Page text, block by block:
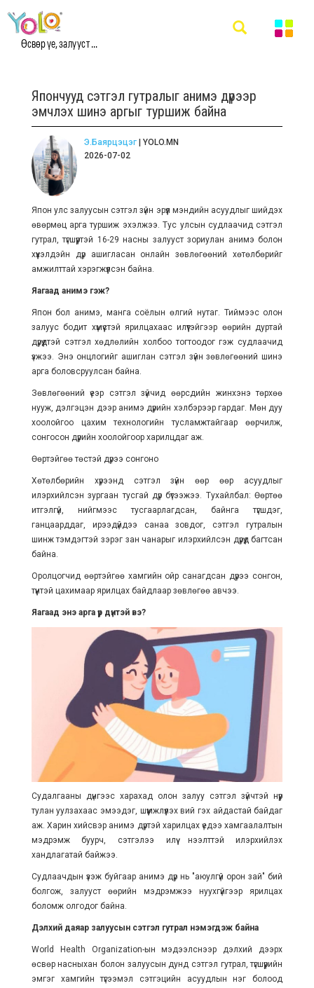
Өсвөр үе, залууст ...
Япончууд сэтгэл гутралыг анимэ дүрээр
эмчлэх шинэ аргыг туршиж байна
Э.Баярцэцэг| YOLO.MN
2026-07-02
Япон улс залуусын сэтгэл зүйн эрүүл мэндийн асуудлыг шийдэх
өвөрмөц арга туршиж эхэлжээ. Тус улсын судлаачид сэтгэл
гутрал, түгшүүртэй 16-29 насны залууст зориулан анимэ болон
хүүхэлдэйн дүр ашигласан онлайн зөвлөгөөний хөтөлбөрийг
амжилттай хэрэгжүүлсэн байна.
Яагаад анимэ гэж?
Япон бол анимэ, манга соёлын өлгий нутаг. Тиймээс олон
залуус бодит хүмүүстэй ярилцахаас илүүтэйгээр өөрийн дуртай
дүрүүдтэй сэтгэл хөдлөлийн холбоо тогтоодог гэж судлаачид
үзжээ. Энэ онцлогийг ашиглан сэтгэл зүйн зөвлөгөөний шинэ
арга боловсруулсан байна.
Зөвлөгөөний үеэр сэтгэл зүйчид өөрсдийн жинхэнэ төрхөө
нууж, дэлгэцэн дээр анимэ дүрийн хэлбэрээр гардаг. Мөн дуу
хоолойгоо цахим технологийн тусламжтайгаар өөрчилж,
сонгосон дүрийн хоолойгоор харилцдаг аж.
Өөртэйгөө төстэй дүрээ сонгоно
Хөтөлбөрийн хүрээнд сэтгэл зүйн өөр өөр асуудлыг
илэрхийлсэн зургаан тусгай дүр бүтээжээ. Тухайлбал: Өөртөө
итгэлгүй, нийгмээс тусгаарлагдсан, байнга түгшдэг,
ганцаарддаг, ирээдүйдээ санаа зовдог, сэтгэл гутралын
шинж тэмдэгтэй зэрэг зан чанарыг илэрхийлсэн дүрүүд багтсан
байна.
Оролцогчид өөртэйгөө хамгийн ойр санагдсан дүрээ сонгон,
түүнтэй цахимаар ярилцах байдлаар зөвлөгөө авчээ.
Яагаад энэ арга үр дүнтэй вэ?
Судалгааны дүнгээс харахад олон залуу сэтгэл зүйчтэй нүүр
тулан уулзахаас эмээдэг, шүүмжлүүлэх вий гэх айдастай байдаг
аж. Харин хийсвэр анимэ дүртэй харилцах үедээ хамгаалалтын
мэдрэмж буурч, сэтгэлээ илүү нээлттэй илэрхийлэх
хандлагатай байжээ.
Судлаачдын үзэж буйгаар анимэ дүр нь "аюулгүй орон зай" бий
болгож, залууст өөрийн мэдрэмжээ нуухгүйгээр ярилцах
боломж олгодог байна.
Дэлхий даяар залуусын сэтгэл гутрал нэмэгдэж байна
World Health Organization-ын мэдээлснээр дэлхий дээрх
өсвөр насныхан болон залуусын дунд сэтгэл гутрал, түгшүүрийн
эмгэг хамгийн түгээмэл сэтгэцийн асуудлын нэг болоод